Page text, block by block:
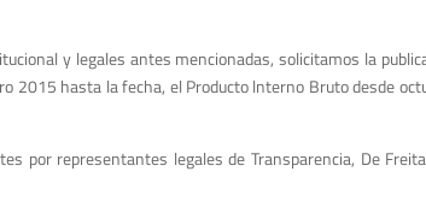
y legales antes mencionadas, solicitamos la
2015 hasta la fecha, el Producto lnterno Bruto desde
por representantes legales de Transparencia, De